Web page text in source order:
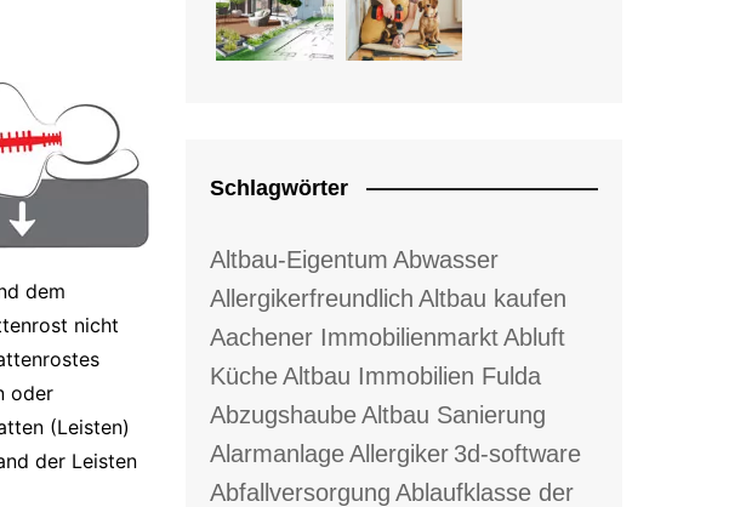
dem
nicht
oder
(Leisten)
der Leisten
Schlagwörter
Altbau-Eigentum Abwasser
Allergikerfreundlich Altbau kaufen
Aachener ImmobilienmarktAbluft
KücheAltbau Immobilien Fulda
AbzugshaubeAltbau Sanierung
AlarmanlageAllergiker 3d-software
Abfallversorgung Ablaufklasse der